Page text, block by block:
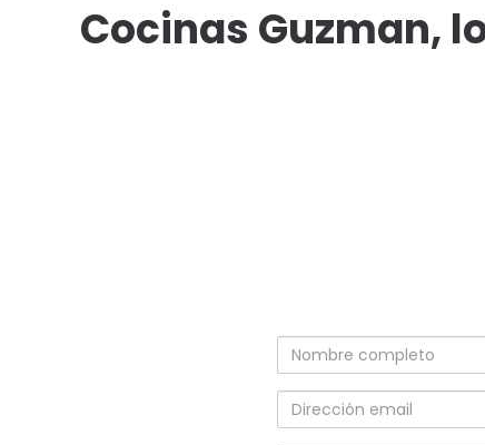
Cocinas Guzman,
Nombre
completo
Dirección
email